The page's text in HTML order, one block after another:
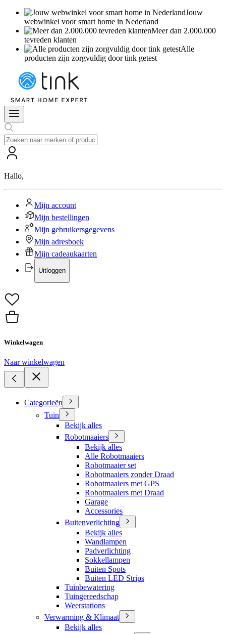
Jouw
webwinkel voor smart home in Nederland
Meer dan 2.000.000
tevreden klanten
Alle
producten zijn zorgvuldig door tink getest
Hallo,
Mijn account
Mijn bestellingen
Mijn gebruikersgegevens
Mijn adresboek
Mijn cadeaukaarten
Uitloggen
Winkelwagen
Naar winkelwagen
Categorieën
Tuin
Bekijk alles
Robotmaaiers
Bekijk alles
Alle Robotmaaiers
Robotmaaier set
Robotmaaiers zonder Draad
Robotmaaiers met GPS
Robotmaaiers met Draad
Garage
Accessories
Buitenverlichting
Bekijk alles
Wandlampen
Padverlichting
Sokkellampen
Buiten Spots
Buiten LED Strips
Tuinbewatering
Tuingereedschap
Weerstations
Verwarming & Klimaat
Bekijk alles